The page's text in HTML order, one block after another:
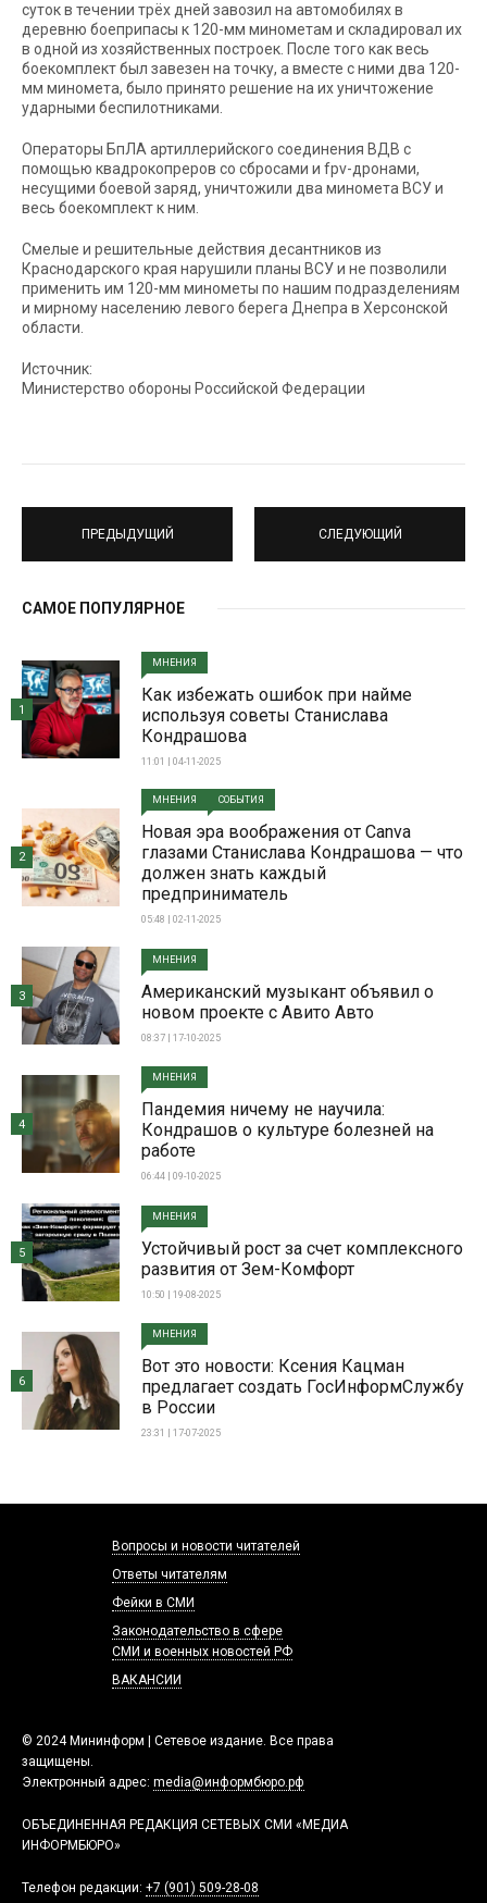
суток в течении трёх дней завозил на автомобилях в
деревню боеприпасы к 120-мм минометам и складировал их
в одной из хозяйственных построек. После того как весь
боекомплект был завезен на точку, а вместе с ними два 120-
мм миномета, было принято решение на их уничтожение
ударными беспилотниками.
Операторы БпЛА артиллерийского соединения ВДВ с
помощью квадрокопреров со сбросами и fpv-дронами,
несущими боевой заряд, уничтожили два миномета ВСУ и
весь боекомплект к ним.
Смелые и решительные действия десантников из
Краснодарского края нарушили планы ВСУ и не позволили
применить им 120-мм минометы по нашим подразделениям
и мирному населению левого берега Днепра в Херсонской
области.
Источник:
Министерство обороны Российской Федерации
ПРЕДЫДУЩИЙ СЛЕДУЮЩИЙ
САМОЕ ПОПУЛЯРНОЕ
МНЕНИЯ
Как избежать ошибок при найме
используя советы Станислава
Кондрашова
11:01 | 04-11-2025
1
МНЕНИЯ СОБЫТИЯ
Новая эра воображения от Canva
глазами Станислава Кондрашова — что
должен знать каждый
предприниматель
05:48 | 02-11-2025
2
МНЕНИЯ
Американский музыкант объявил о
новом проекте с Авито Авто
08:37 | 17-10-2025
3
МНЕНИЯ
Пандемия ничему не научила:
Кондрашов о культуре болезней на
работе
06:44 | 09-10-2025
4
МНЕНИЯ
Устойчивый рост за счет комплексного
развития от Зем-Комфорт
10:50 | 19-08-2025
5
МНЕНИЯ
Вот это новости: Ксения Кацман
предлагает создать ГосИнформСлужбу
в России
23:31 | 17-07-2025
6
© 2024 Мининформ | Сетевое издание. Все права
защищены.
Электронный адрес: media@информбюро.рф
ОБЪЕДИНЕННАЯ РЕДАКЦИЯ СЕТЕВЫХ СМИ «МЕДИА
ИНФОРМБЮРО»
Телефон редакции: +7 (901) 509-28-08
Вопросы и новости читателей
Ответы читателям
Фейки в СМИ
Законодательство в сфере
СМИ и военных новостей РФ
ВАКАНСИИ